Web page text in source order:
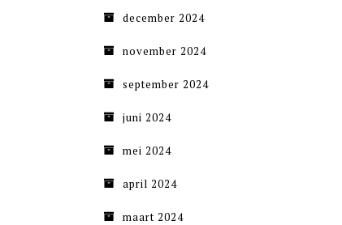
december 2024
november 2024
september 2024
juni 2024
mei 2024
april 2024
maart 2024